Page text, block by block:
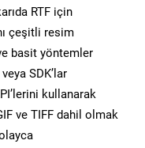
RTF için
çeşitli resim
basit yöntemler
SDK’lar
kullanarak
ve TIFF dahil olmak